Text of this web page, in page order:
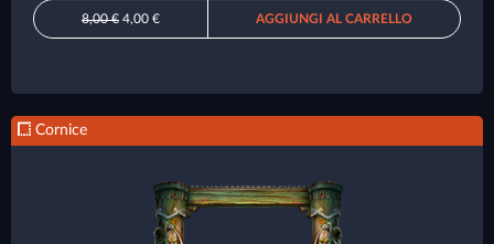
8,00 € 4,00 € AGGIUNGI AL CARRELLO
Cornice